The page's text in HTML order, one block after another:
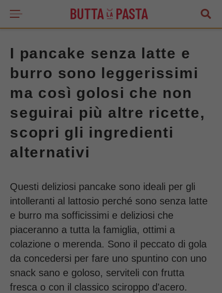
I pancake senza latte e
burro sono leggerissimi
ma così golosi che non
seguirai più altre ricette,
scopri gli ingredienti
alternativi
Questi deliziosi pancake sono ideali per gli
intolleranti al lattosio perché sono senza latte
e burro ma sofficissimi e deliziosi che
piaceranno a tutta la famiglia, ottimi a
colazione o merenda. Sono il peccato di gola
da concedersi per fare uno spuntino con uno
snack sano e goloso, serviteli con frutta
fresca o con il classico sciroppo d'acero.